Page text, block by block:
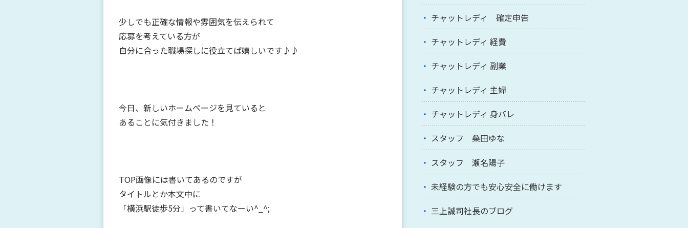
少しでも正確な情報や雰囲気を伝えられて
応募を考えている方が
自分に合った職場探しに役立てば嬉しいです♪♪
今日、新しいホームページを見ていると
あることに気付きました！
TOP画像には書いてあるのですが
タイトルとか本文中に
「横浜駅徒歩5分」って書いてなーい^_^;
チャットレディ 確定申告
チャットレディ 経費
チャットレディ 副業
チャットレディ 主婦
チャットレディ 身バレ
スタッフ 桑田ゆな
スタッフ 瀬名陽子
未経験の方でも安心安全に働けます
三上誠司社長のブログ